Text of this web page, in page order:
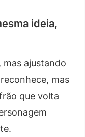
ideia,
ajustando
mas
que volta